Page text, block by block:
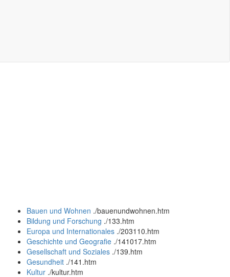
Bauen und Wohnen ./bauenundwohnen.htm
Bildung und Forschung ./133.htm
Europa und Internationales ./203110.htm
Geschichte und Geografie ./141017.htm
Gesellschaft und Soziales ./139.htm
Gesundheit ./141.htm
Kultur ./kultur.htm